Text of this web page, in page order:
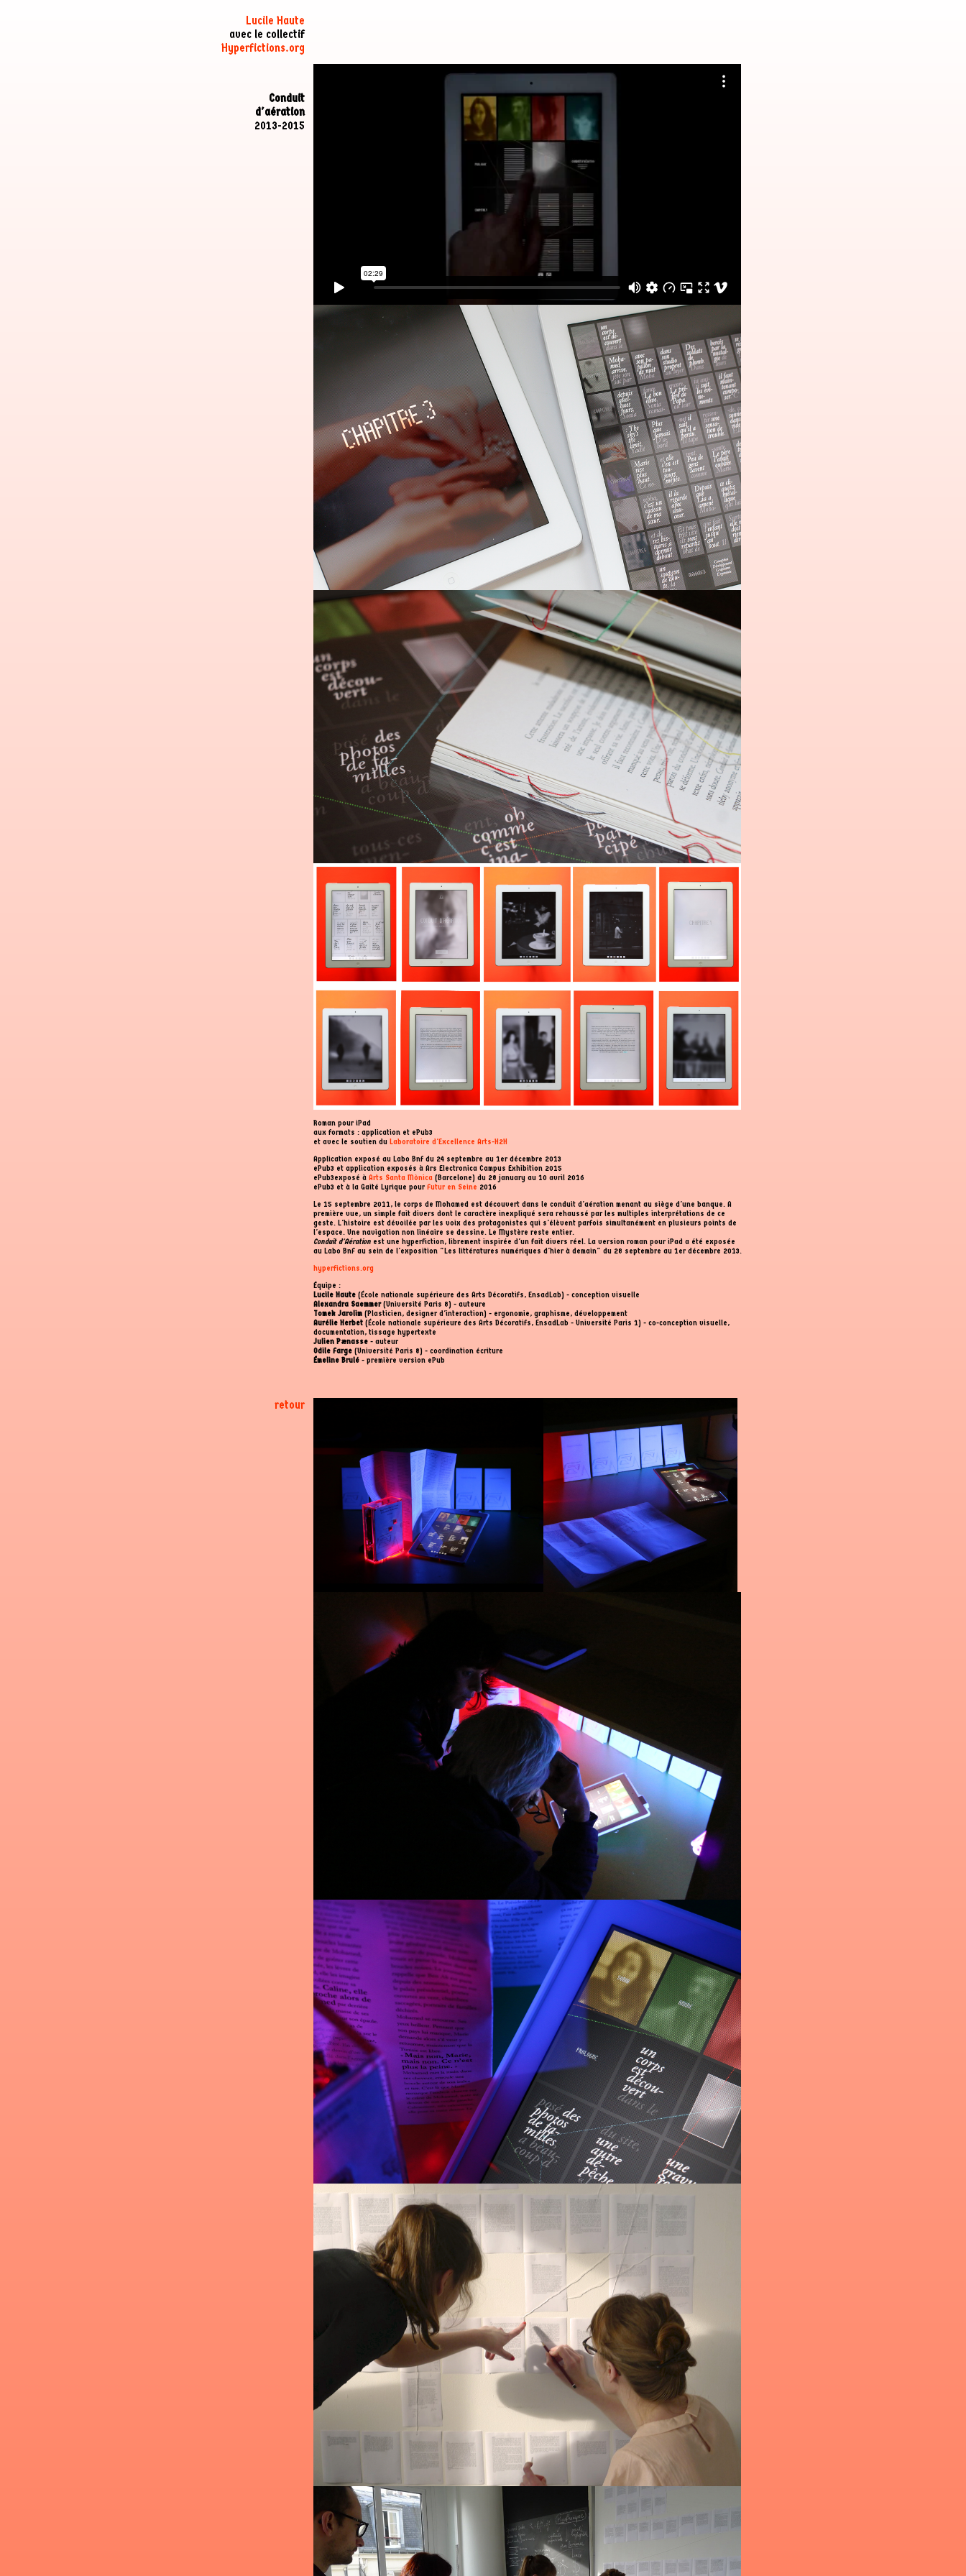
Lucile Haute
avec le collectif
Hyperfictions.org
Conduit
d'aération
2013-2015
Roman pour iPad
aux formats : application et ePub3
et avec le soutien du Laboratoire d'Excellence Arts-H2H
Application exposé au Labo Bnf du 24 septembre au 1er décembre 2013
ePub3 et application exposés à Ars Electronica Campus Exhibition 2015
ePub3exposé à Arts Santa Mònica (Barcelone) du 28 january au 10 avril 2016
ePub3 et à la Gaité Lyrique pour Futur en Seine 2016
Le 15 septembre 2011, le corps de Mohamed est découvert dans le conduit d'aération menant au siège d'une banque. A
première vue, un simple fait divers dont le caractère inexpliqué sera rehaussé par les multiples interprétations de ce
geste. L'histoire est dévoilée par les voix des protagonistes qui s'élèvent parfois simultanément en plusieurs points de
l'espace. Une navigation non linéaire se dessine. Le Mystère reste entier.
Conduit d'Aération est une hyperfiction, librement inspirée d'un fait divers réel. La version roman pour iPad a été exposée
au Labo BnF au sein de l'exposition "Les littératures numériques d'hier à demain" du 28 septembre au 1er décembre 2013.
hyperfictions.org
Équipe :
Lucile Haute (École nationale supérieure des Arts Décoratifs, EnsadLab) - conception visuelle
Alexandra Saemmer(Université Paris 8) - auteure
Tomek Jarolim (Plasticien, designer d'interaction) - ergonomie, graphisme, développement
Aurélie Herbet (École nationale supérieure des Arts Décoratifs, EnsadLab - Université Paris 1) - co-conception visuelle,
documentation, tissage hypertexte
Julien Pænasse - auteur
Odile Farge (Université Paris 8) - coordination écriture
Émeline Brulé - première version ePub
retour